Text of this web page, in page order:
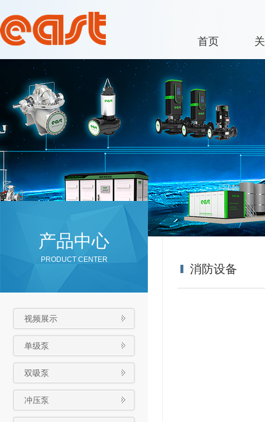
首页
产品中心
PRODUCT CENTER
视频展示
单级泵
双吸泵
冲压泵
消防设备